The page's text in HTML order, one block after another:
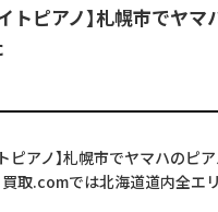
トピアノ】札幌市でヤ
ピアノ】札幌市でヤマハのピ
取.comでは北海道道内全エ